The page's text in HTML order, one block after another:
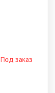
Под заказ